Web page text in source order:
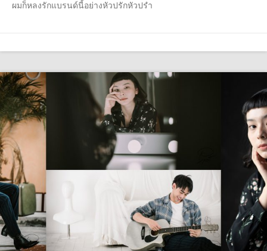
ผมก็หลงรักแบรนด์นี้อย่างหัวปรักหัวปรำ